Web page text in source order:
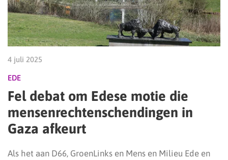
4 juli 2025
EDE
Fel debat om Edese motie die
mensenrechtenschendingen in
Gaza afkeurt
Als het aan D66, GroenLinks en Mens en Milieu Ede en